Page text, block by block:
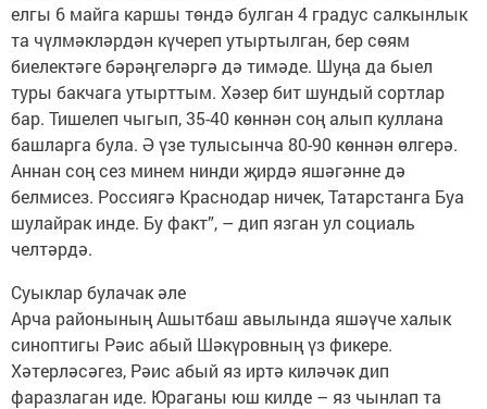
елгы 6 майга каршы төндә булган 4 градус салкынлык
та чүлмәкләрдән күчереп утыртылган, бер сөям
биелектәге бәрәңгеләргә дә тимәде. Шуңа да быел
туры бакчага утырттым. Хәзер бит шундый сортлар
бар. Тишелеп чыгып, 35-40 көннән соң алып куллана
башларга була. Ә үзе тулысынча 80-90 көннән өлгерә.
Аннан соң сез минем нинди җирдә яшәгәнне дә
белмисез. Россиягә Краснодар ничек, Татарстанга Буа
шулайрак инде. Бу факт”, – дип язган ул социаль
челтәрдә.
Суыклар булачак әле
Арча районының Ашытбаш авылында яшәүче халык
синоптигы Рәис абый Шәкүровның үз фикере.
Хәтерләсәгез, Рәис абый яз иртә киләчәк дип
фаразлаган иде. Юраганы юш килде – яз чынлап та